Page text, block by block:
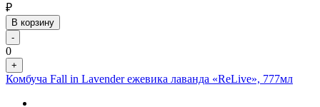
₽
В корзину
-
0
+
Комбуча Fall in Lavender ежевика лаванда «ReLive», 777мл